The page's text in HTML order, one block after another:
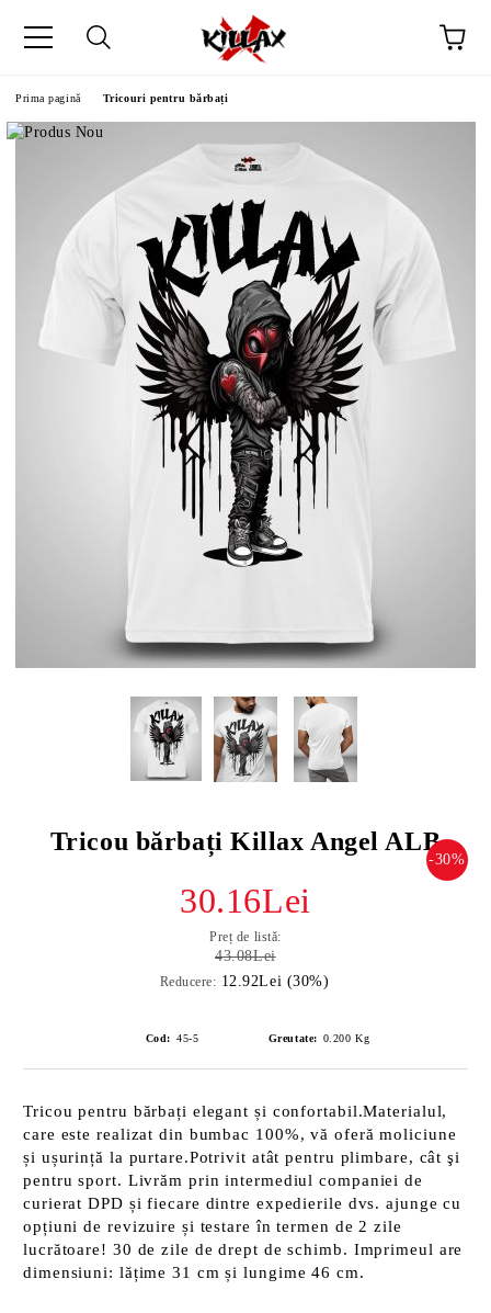
Prima pagină Tricouri pentru bărbați
Tricou bărbați Killax Angel ALB
-30%
30.16Lei
Preț de listă:
43.08Lei
Reducere: 12.92Lei (30%)
Cod: 45-5 Greutate: 0.200 Kg
Tricou pentru bărbați elegant și confortabil.Materialul,
care este realizat din bumbac 100%, vă oferă moliciune
și ușurință la purtare.Potrivit atât pentru plimbare, cât şi
pentru sport. Livrăm prin intermediul companiei de
curierat DPD și fiecare dintre expedierile dvs. ajunge cu
opțiuni de revizuire și testare în termen de 2 zile
lucrătoare! 30 de zile de drept de schimb. Imprimeul are
dimensiuni: lățime 31 cm și lungime 46 cm.